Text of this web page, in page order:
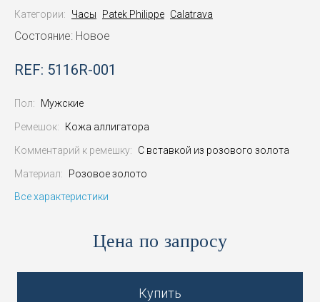
Категории: Часы Patek Philippe Calatrava
Состояние: Новое
REF: 5116R-001
Пол: Мужские
Ремешок: Кожа аллигатора
Комментарий к ремешку: С вставкой из розового золота
Материал:
Розовое золото
Все характеристики
Цена по запросу
Купить